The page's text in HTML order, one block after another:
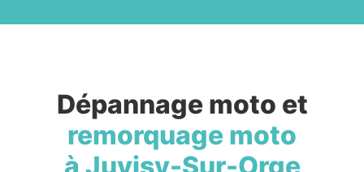
Dépannage moto et
remorquage moto